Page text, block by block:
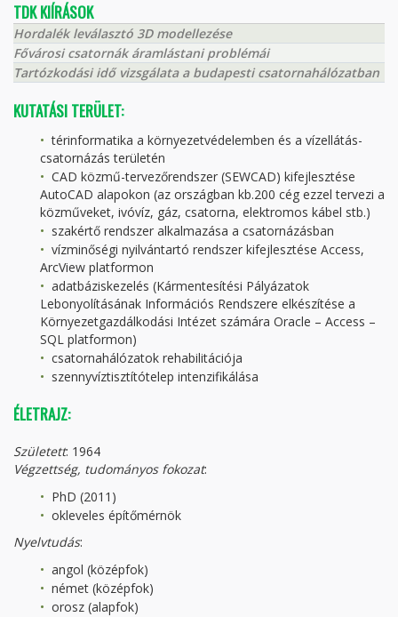
TDK KIÍRÁSOK
Hordalék leválasztó 3D modellezése
Fővárosi csatornák áramlástani problémái
Tartózkodási idő vizsgálata a budapesti csatornahálózatban
KUTATÁSI TERÜLET:
térinformatika a környezetvédelemben és a vízellátás-
csatornázás területén
CAD közmű-tervezőrendszer (SEWCAD) kifejlesztése
AutoCAD alapokon (az országban kb.200 cég ezzel tervezi a
közműveket, ivóvíz, gáz, csatorna, elektromos kábel stb.)
szakértő rendszer alkalmazása a csatornázásban
vízminőségi nyilvántartó rendszer kifejlesztése Access,
ArcView platformon
adatbáziskezelés (Kármentesítési Pályázatok
Lebonyolításának Információs Rendszere elkészítése a
Környezetgazdálkodási Intézet számára Oracle – Access –
SQL platformon)
csatornahálózatok rehabilitációja
szennyvíztisztítótelep intenzifikálása
ÉLETRAJZ:
Született: 1964
Végzettség, tudományos fokozat:
PhD (2011)
okleveles építőmérnök
Nyelvtudás:
angol (középfok)
német (középfok)
orosz (alapfok)